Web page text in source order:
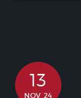
13
NOV 24